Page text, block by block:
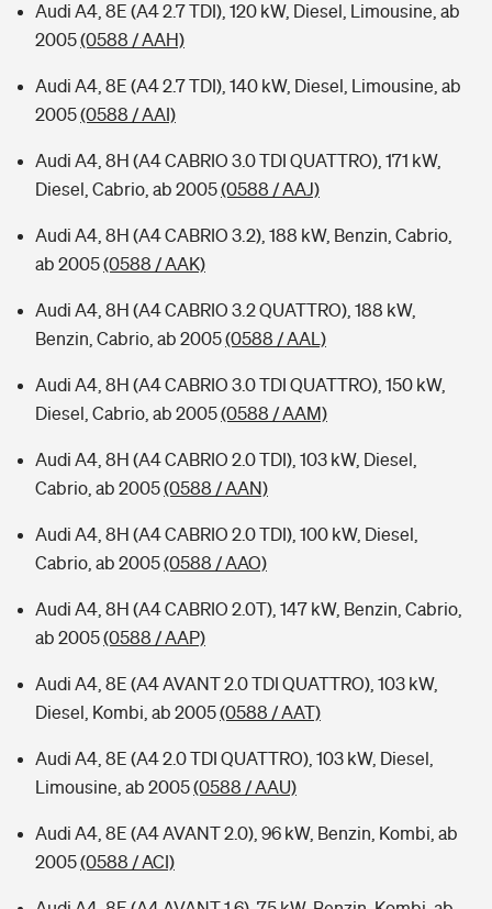
Audi A4, 8E (A4 2.7 TDI), 120 kW, Diesel, Limousine, ab
2005(0588 / AAH)
Audi A4, 8E (A4 2.7 TDI), 140 kW, Diesel, Limousine, ab
2005(0588 / AAI)
Audi A4, 8H (A4 CABRIO 3.0 TDI QUATTRO), 171 kW,
Diesel, Cabrio, ab 2005(0588 / AAJ)
Audi A4, 8H (A4 CABRIO 3.2), 188 kW, Benzin, Cabrio,
ab 2005(0588 / AAK)
Audi A4, 8H (A4 CABRIO 3.2 QUATTRO), 188 kW,
Benzin, Cabrio, ab 2005(0588 / AAL)
Audi A4, 8H (A4 CABRIO 3.0 TDI QUATTRO), 150 kW,
Diesel, Cabrio, ab 2005(0588 / AAM)
Audi A4, 8H (A4 CABRIO 2.0 TDI), 103 kW, Diesel,
Cabrio, ab 2005(0588 / AAN)
Audi A4, 8H (A4 CABRIO 2.0 TDI), 100 kW, Diesel,
Cabrio, ab 2005(0588 / AAO)
Audi A4, 8H (A4 CABRIO 2.0T), 147 kW, Benzin, Cabrio,
ab 2005(0588 / AAP)
Audi A4, 8E (A4 AVANT 2.0 TDI QUATTRO), 103 kW,
Diesel, Kombi, ab 2005(0588 / AAT)
Audi A4, 8E (A4 2.0 TDI QUATTRO), 103 kW, Diesel,
Limousine, ab 2005(0588 / AAU)
Audi A4, 8E (A4 AVANT 2.0), 96 kW, Benzin, Kombi, ab
2005(0588 / ACI)